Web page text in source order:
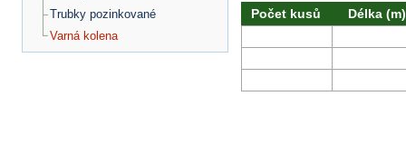
Trubky pozinkované
Varná kolena
Počet kusů Délka (m)